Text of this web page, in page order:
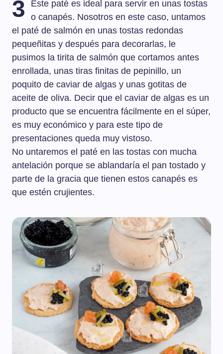
3
Este paté es ideal para servir en unas tostas
o canapés. Nosotros en este caso, untamos
el paté de salmón en unas tostas redondas
pequeñitas y después para decorarlas, le
pusimos la tirita de salmón que cortamos antes
enrollada, unas tiras finitas de pepinillo, un
poquito de caviar de algas y unas gotitas de
aceite de oliva. Decir que el caviar de algas es un
producto que se encuentra fácilmente en el súper,
es muy económico y para este tipo de
presentaciones queda muy vistoso.
No untaremos el paté en las tostas con mucha
antelación porque se ablandaría el pan tostado y
parte de la gracia que tienen estos canapés es
que estén crujientes.